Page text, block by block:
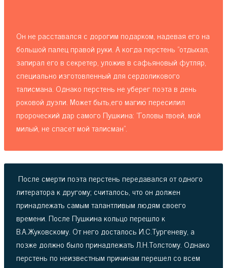
Он не расставался с дорогим подарком, надевая его на
большой палец правой руки. А когда перстень "отдыхал,
запирал его в секретер, уложив в сафьяновый футляр,
специально изготовленный для сердоликового
талисмана. Однако перстень не уберег поэта в день
роковой дуэли. Может быть,его магию пересилил
пророческий дар самого Пушкина: "Головы твоей, мой
милый, не спасет мой талисман".
После смерти поэта перстень передавался от одного
литератора к другому; считалось, что он должен
принадлежать самым талантливым людям своего
времени. После Пушкина кольцо перешло к
В.А.Жуковскому. От него досталось И.С.Тургеневу, а
позже должно было принадлежать Л.Н.Толстому. Однако
перстень по неизвестным причинам перешел со всем